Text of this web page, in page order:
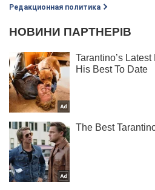
Редакционная политика